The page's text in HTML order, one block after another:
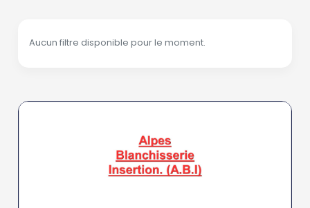
Aucun filtre disponible pour le moment.